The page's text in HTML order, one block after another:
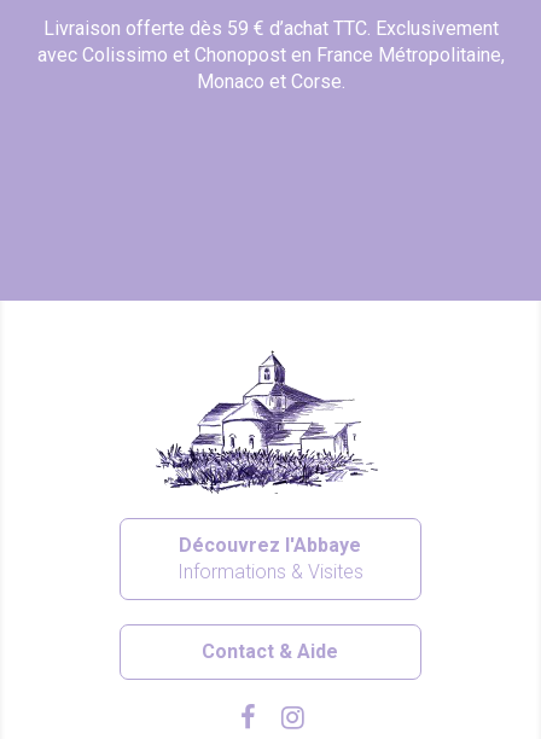
Livraison offerte dès 59 € d’achat TTC. Exclusivement
avec Colissimo et Chonopost en France Métropolitaine,
Monaco et Corse.
Découvrez l'Abbaye
Informations & Visites
Contact & Aide